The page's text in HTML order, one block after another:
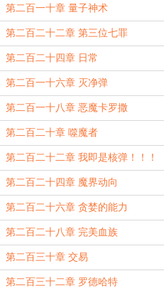
第二百一十章 量子神术
第二百二十二章 第三位七罪
第二百二十四章 日常
第二百一十六章 灭净弹
第二百一十八章 恶魔卡罗撒
第二百二十章 噬魔者
第二百二十二章 我即是核弹！！！
第二百二十四章 魔界动向
第二百二十六章 贪婪的能力
第二百二十八章 完美血族
第二百三十章 交易
第二百三十二章 罗德哈特